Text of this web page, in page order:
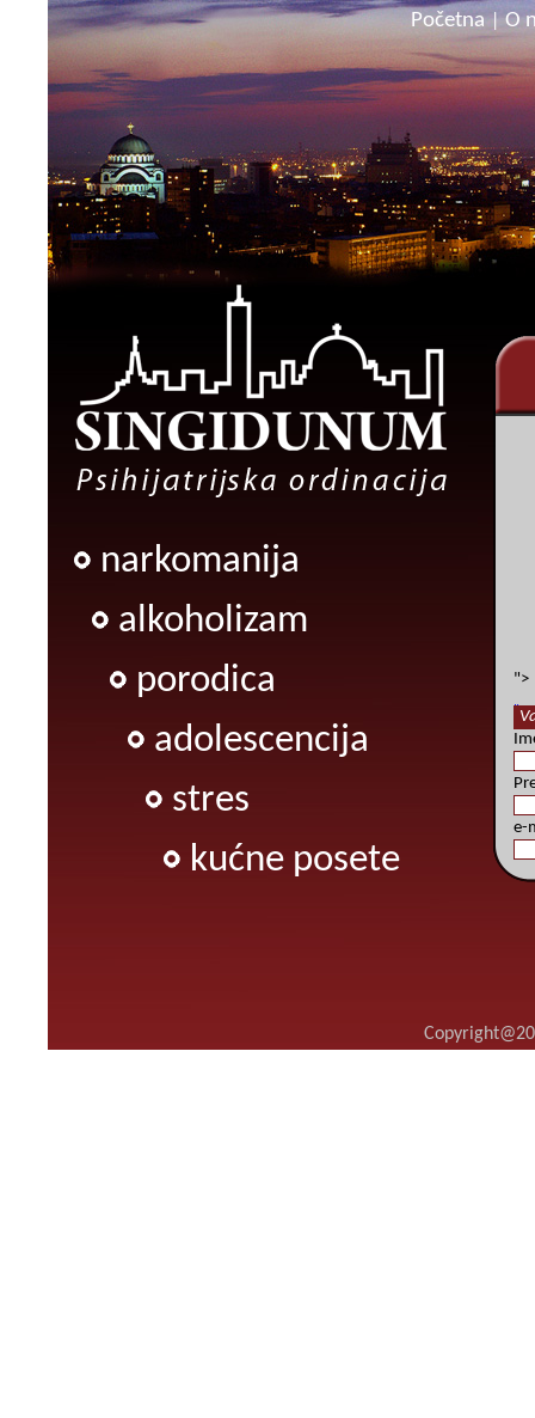
Početna | O
">
"
e-
narkomanija
alkoholizam
porodica
adolescencija
stres
kućne posete